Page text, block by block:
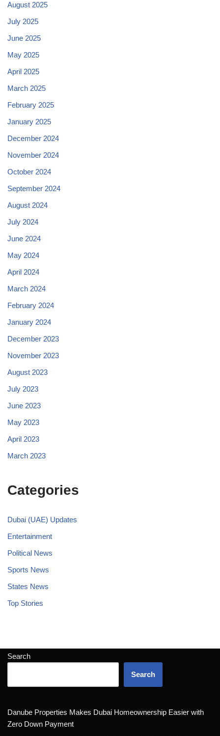
August 2025
July 2025
June 2025
May 2025
April 2025
March 2025
February 2025
January 2025
December 2024
November 2024
October 2024
September 2024
August 2024
July 2024
June 2024
May 2024
April 2024
March 2024
February 2024
January 2024
December 2023
November 2023
August 2023
July 2023
June 2023
May 2023
April 2023
March 2023
Categories
Dubai (UAE) Updates
Entertainment
Political News
Sports News
States News
Top Stories
Search
Search
Danube Properties Makes Dubai Homeownership Easier with
Zero Down Payment